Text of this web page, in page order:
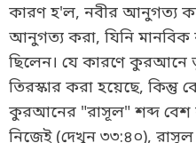
কারণ হ'ল, নবীর আনুগত্য
আনুগত্য করা, যিনি
ছিলেন। যে কারণে কুরআনে
তিরস্কার করা হয়েছে,
কুরআনের "রাসূল" শব্দ বেশ
নিজেই (দেখুন ৩৩:৪০), রাসূল